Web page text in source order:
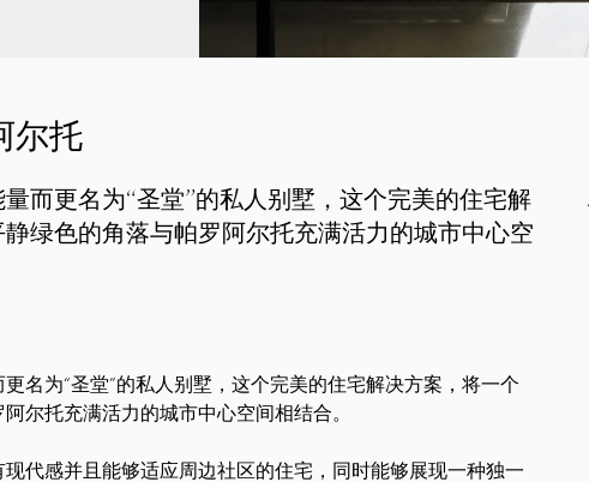
尔托
而更名为“圣堂”的私人别墅，这个完美的住宅解
绿色的角落与帕罗阿尔托充满活力的城市中心空
名为“圣堂”的私人别墅，这个完美的住宅解决方案，将一个
尔托充满活力的城市中心空间相结合。
代感并且能够适应周边社区的住宅，同时能够展现一种独一